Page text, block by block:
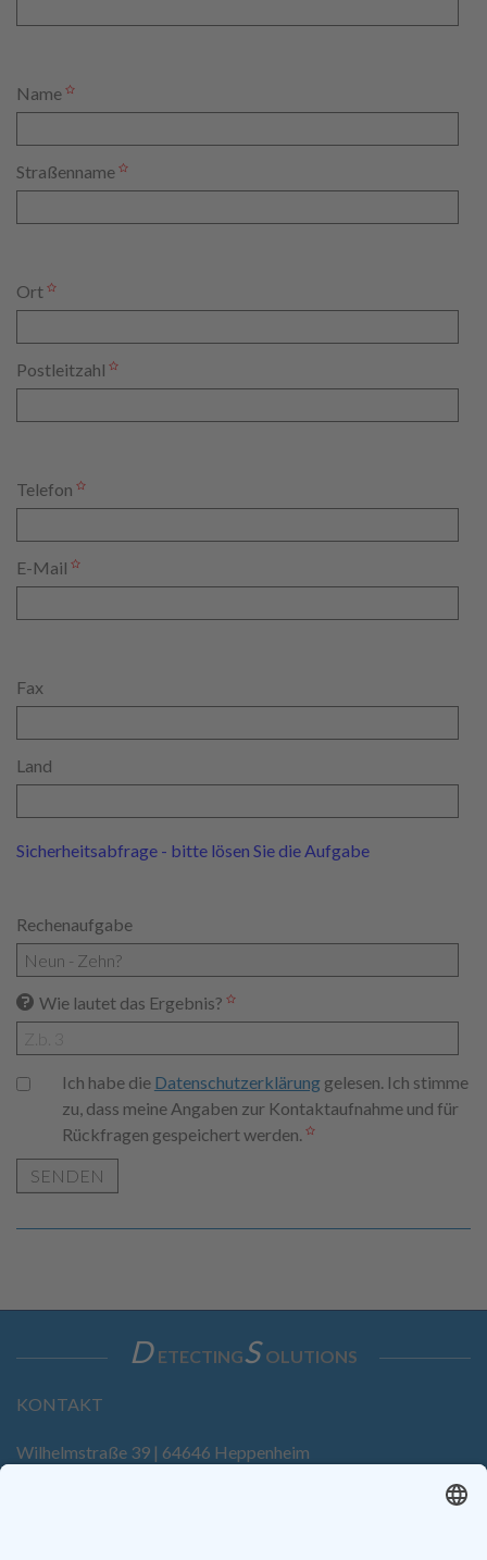
Name
Straßenname
Ort
Postleitzahl
Telefon
E-Mail
Fax
Land
Sicherheitsabfrage - bitte lösen Sie die Aufgabe
Rechenaufgabe
Wie lautet das Ergebnis?
Ich habe die Datenschutzerklärunggelesen. Ich stimme
zu, dass meine Angaben zur Kontaktaufnahme und für
Rückfragen gespeichert werden.
SENDEN
D ETECTINGS OLUTIONS
KONTAKT
Wilhelmstraße 39 | 64646 Heppenheim